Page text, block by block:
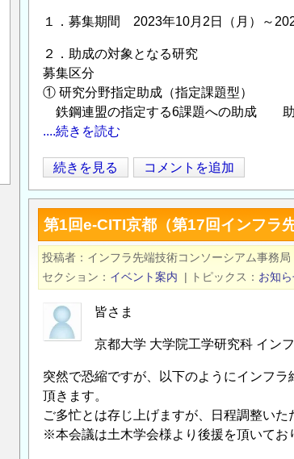
内
『舗
装
工
学
ラ
ブ
ラ
リ
ー
20
ア
ス
フ
ァ
ト
遮
水
壁
１．募集期間 2023年10月2日（月）～
２．助成の対象となる研究
募集区分
① 研究分野指定助成（指定課題型）
鉄鋼連盟の指定する6課題への助成 助
....続きを読む
【日
本
鉄
鋼
連
2024
年
度
構
造
研
究・
続きを見る コメントを追加
第1回e-CITI京都（第17回インフラ
投稿者 インフラ先端技術コンソーシアム事務局
セクション
イベント案内 | トピックス お知
皆さま
京都大学 大学院工学研究科 イン
突然で恐縮ですが、以下のようにインフ
頂きます。
ご多忙とは存じ上げますが、日程調整いた
※本会議は土木学会様より後援を頂いてお